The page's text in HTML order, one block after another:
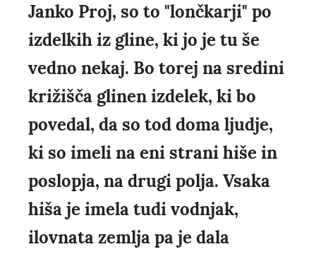
Janko Proj, so to "lončkarji" po
izdelkih iz gline, ki jo je tu še
vedno nekaj. Bo torej na sredini
križišča glinen izdelek, ki bo
povedal, da so tod doma ljudje,
ki so imeli na eni strani hiše in
poslopja, na drugi polja. Vsaka
hiša je imela tudi vodnjak,
ilovnata zemlja pa je dala